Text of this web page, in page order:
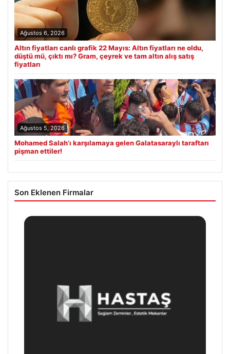
Ağustos 6, 2026
Altın fiyatları canlı grafik 22 Mayıs: Altın fiyatları ne oldu,
düştü mü, çıktı mı? Gram, çeyrek ve tam altın alış satış
fiyatları
Ağustos 5, 2026
Mohamed Salah’ı karşılamaya gelen Galatasaraylı taraftarı
pişman ettiler!
Son Eklenen Firmalar